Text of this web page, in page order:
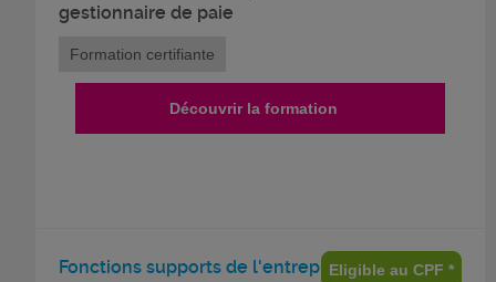
gestionnaire de paie
Formation certifiante
Découvrir la formation
Fonctions supports de l'entrepriseEligible au CPF *